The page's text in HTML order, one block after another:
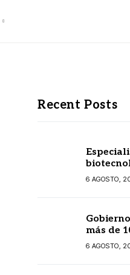
Recent Posts
en
6 AGOSTO,
más de
en línea
turísticos
6 AGOSTO,